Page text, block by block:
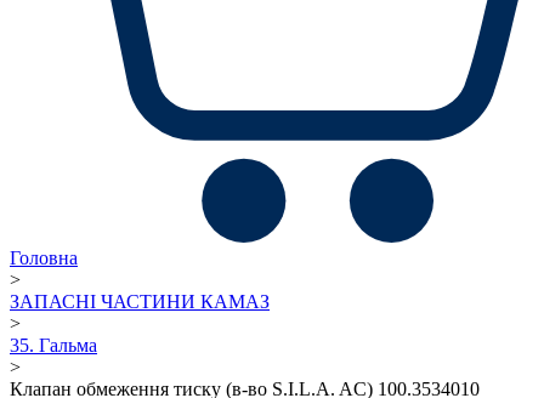
Головна
>
ЗАПАСНІ ЧАСТИНИ КАМАЗ
>
35. Гальма
>
Клапан обмеження тиску (в-во S.I.L.A. AC) 100.3534010